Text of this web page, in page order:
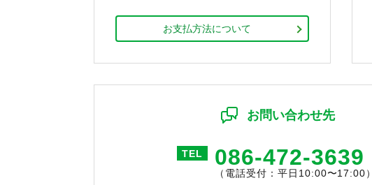
お支払方法について
お問い合わせ先
TEL 086-472-3639
（電話受付：平日10:00〜17:00）